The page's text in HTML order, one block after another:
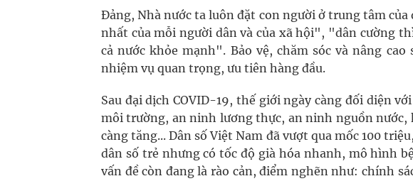
Đảng, Nhà nước ta luôn đặt con người ở trung tâm
nhất của mỗi người dân và của xã hội", "dân cường
cả nước khỏe mạnh". Bảo vệ, chăm sóc và nâng
nhiệm vụ quan trọng, ưu tiên hàng đầu.
Sau đại dịch COVID-19, thế giới ngày càng đối diện
môi trường, an ninh lương thực, an ninh nguồn nước,
càng tăng... Dân số Việt Nam đã vượt qua mốc 100
dân số trẻ nhưng có tốc độ già hóa nhanh, mô hình
vấn đề còn đang là rào cản, điểm nghẽn như: chính